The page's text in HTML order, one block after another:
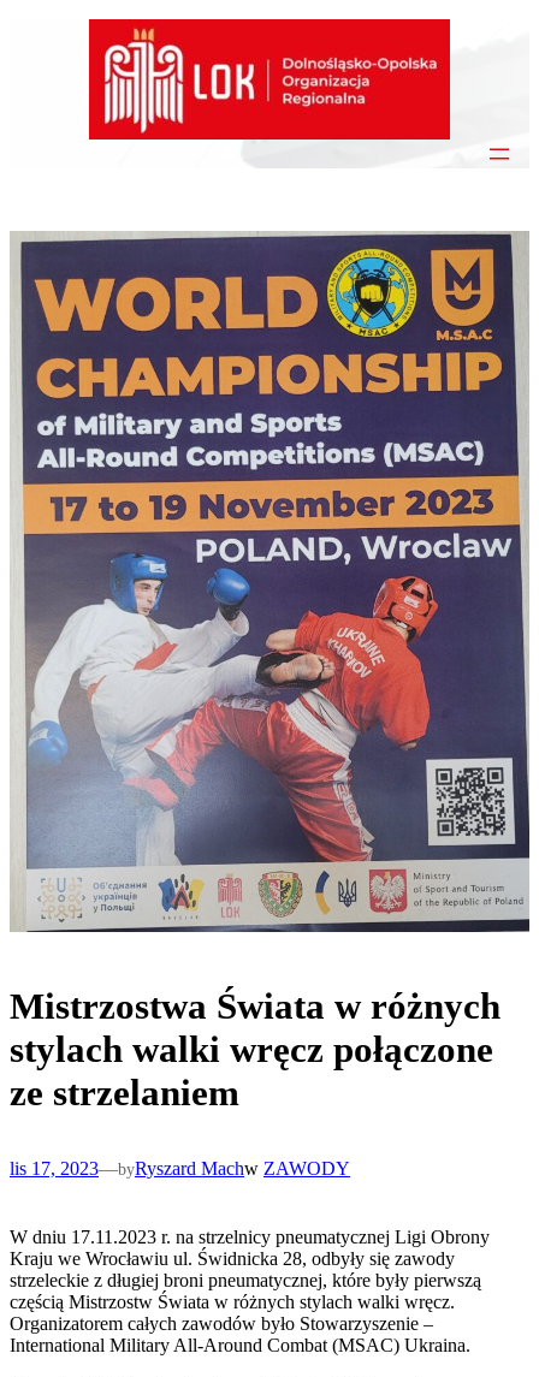
Mistrzostwa Świata w różnych
stylach walki wręcz połączone
ze strzelaniem
lis 17, 2023—byRyszard Machw ZAWODY
W dniu 17.11.2023 r. na strzelnicy pneumatycznej Ligi Obrony
Kraju we Wrocławiu ul. Świdnicka 28, odbyły się zawody
strzeleckie z długiej broni pneumatycznej, które były pierwszą
częścią Mistrzostw Świata w różnych stylach walki wręcz.
Organizatorem całych zawodów było Stowarzyszenie –
International Military All-Around Combat (MSAC) Ukraina.